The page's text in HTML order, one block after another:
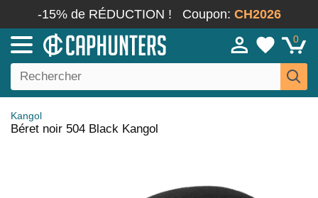
-15% de RÉDUCTION ! Coupon: CH2026
0
Kangol
Béret noir 504 Black Kangol